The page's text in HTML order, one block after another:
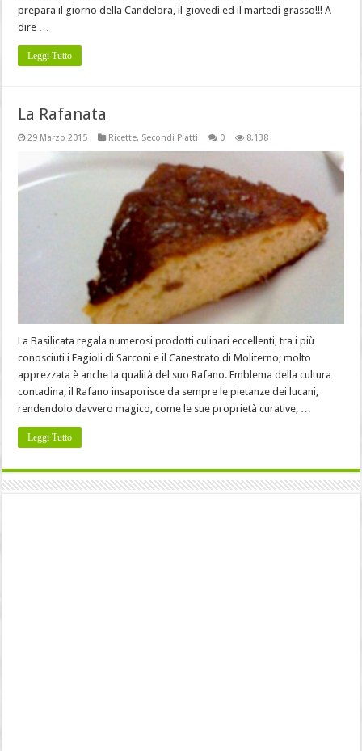
prepara il giorno della Candelora, il giovedì ed il martedì grasso!!! A
dire …
Leggi Tutto
La Rafanata
29 Marzo 2015 Ricette, Secondi Piatti 0 8,138
La Basilicata regala numerosi prodotti culinari eccellenti, tra i più
conosciuti i Fagioli di Sarconi e il Canestrato di Moliterno; molto
apprezzata è anche la qualità del suo Rafano. Emblema della cultura
contadina, il Rafano insaporisce da sempre le pietanze dei lucani,
rendendolo davvero magico, come le sue proprietà curative, …
Leggi Tutto